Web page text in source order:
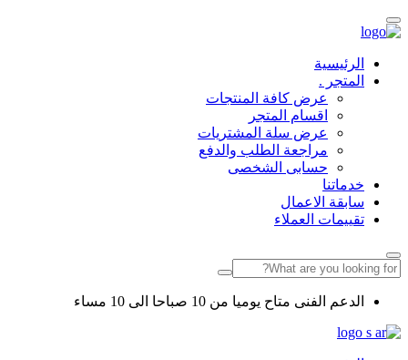
الرئيسية
المتجر .
عرض كافة المنتجات
اقسام المتجر
عرض سلة المشتريات
مراجعة الطلب والدفع
حسابى الشخصى
خدماتنا
سابقة الاعمال
تقييمات العملاء
الدعم الفنى متاح يوميا من 10 صباحا الى 10 مساء